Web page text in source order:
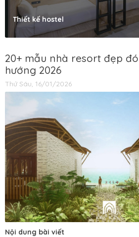
Thiết kế hostel
20+ mẫu nhà resort đẹp
hướng 2026
Thứ Sáu, 16/01/2026
Nội dung bài viết